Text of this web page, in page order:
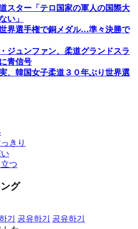
スター「テロ国家の軍人の国際大
い」
界選手権で銅メダル…準々決勝で
ジュンファン、柔道グランドスラ
青信号
、韓国女子柔道３０年ぶり世界選
きり
つ
グ
기 공유하기
공유하기